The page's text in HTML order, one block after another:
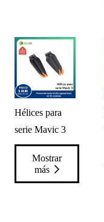
Hélices para
serie Mavic 3
Mostrar
más